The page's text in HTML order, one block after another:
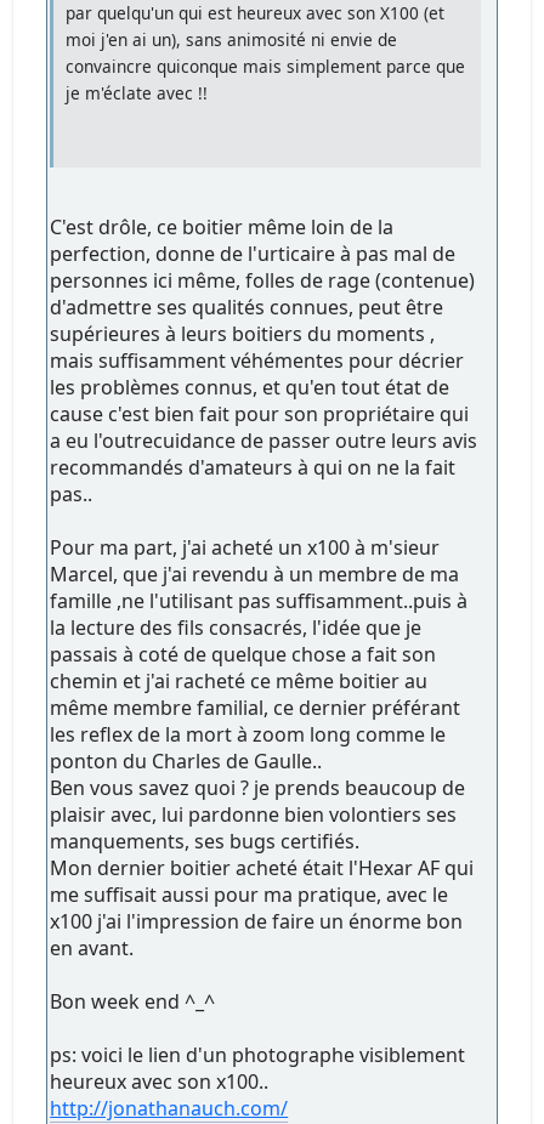
par quelqu'un qui est heureux avec son X100 (et
moi j'en ai un), sans animosité ni envie de
convaincre quiconque mais simplement parce que
je m'éclate avec !!
C'est drôle, ce boitier même loin de la
perfection, donne de l'urticaire à pas mal de
personnes ici même, folles de rage (contenue)
d'admettre ses qualités connues, peut être
supérieures à leurs boitiers du moments ,
mais suffisamment véhémentes pour décrier
les problèmes connus, et qu'en tout état de
cause c'est bien fait pour son propriétaire qui
a eu l'outrecuidance de passer outre leurs avis
recommandés d'amateurs à qui on ne la fait
pas..
Pour ma part, j'ai acheté un x100 à m'sieur
Marcel, que j'ai revendu à un membre de ma
famille ,ne l'utilisant pas suffisamment..puis à
la lecture des fils consacrés, l'idée que je
passais à coté de quelque chose a fait son
chemin et j'ai racheté ce même boitier au
même membre familial, ce dernier préférant
les reflex de la mort à zoom long comme le
ponton du Charles de Gaulle..
Ben vous savez quoi ? je prends beaucoup de
plaisir avec, lui pardonne bien volontiers ses
manquements, ses bugs certifiés.
Mon dernier boitier acheté était l'Hexar AF qui
me suffisait aussi pour ma pratique, avec le
x100 j'ai l'impression de faire un énorme bon
en avant.
Bon week end ^_^
ps: voici le lien d'un photographe visiblement
heureux avec son x100..
http://jonathanauch.com/